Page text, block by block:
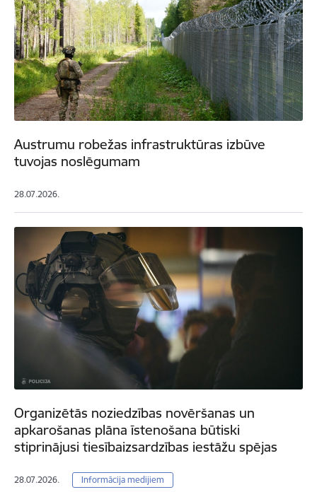
Austrumu robežas infrastruktūras izbūve
tuvojas noslēgumam
28.07.2026.
Organizētās noziedzības novēršanas un
apkarošanas plāna īstenošana būtiski
stiprinājusi tiesībaizsardzības iestāžu spējas
28.07.2026. Informācija medijiem